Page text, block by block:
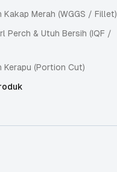
Kakap Merah (WGGS / Fillet)
Perch & Utuh Bersih (IQF /
Kerapu (Portion Cut)